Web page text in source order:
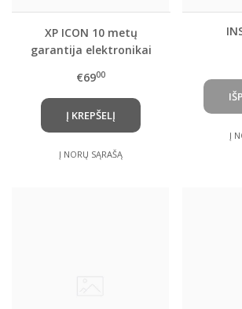
XP ICON 10 metų
garantija elektronikai
€6900
Į KREPŠELĮ
Į NORŲ SĄRAŠĄ
Į